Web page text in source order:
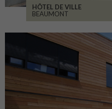
HÔTEL DE VILLE
BEAUMONT